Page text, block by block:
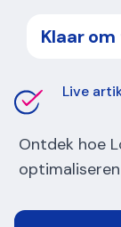
Klaar
Live
Ontdek hoe